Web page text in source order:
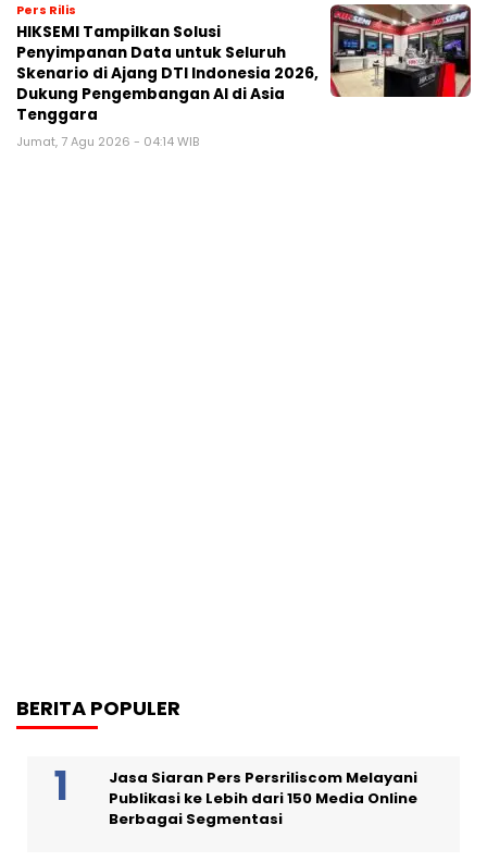
Pers Rilis
HIKSEMI Tampilkan Solusi
Penyimpanan Data untuk Seluruh
Skenario di Ajang DTI Indonesia 2026,
Dukung Pengembangan AI di Asia
Tenggara
Jumat, 7 Agu 2026 - 04:14 WIB
BERITA POPULER
Jasa Siaran Pers Persriliscom Melayani
Publikasi ke Lebih dari 150 Media Online
Berbagai Segmentasi